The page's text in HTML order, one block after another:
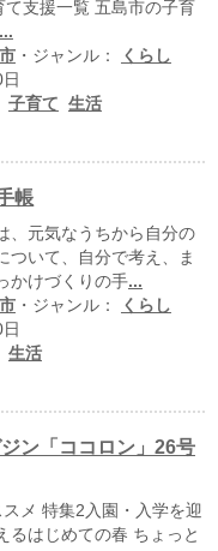
支援一覧 五島市の子育
...
・ジャンル：
くらし
子育て 生活
帳
、元気なうちから自分の
ついて、自分で考え、ま
かけづくりの手...
・ジャンル：
くらし
生活
ン「ココロン」26号
メ 特集2入園・入学を迎
るはじめての春 ちょっと